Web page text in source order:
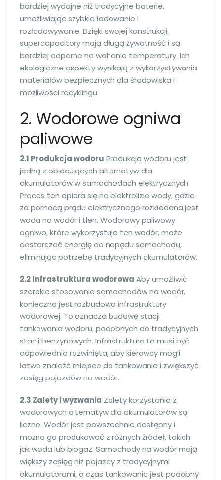
bardziej wydajne niż tradycyjne baterie,
umożliwiając szybkie ładowanie i
rozładowywanie. Dzięki swojej konstrukcji,
supercapacitory mają długą żywotność i są
bardziej odporne na wahania temperatury. Ich
ekologiczne aspekty wynikają z wykorzystywania
materiałów bezpiecznych dla środowiska i
możliwości recyklingu.
2. Wodorowe ogniwa
paliwowe
2.1 Produkcja wodoru Produkcja wodoru jest
jedną z obiecujących alternatyw dla
akumulatorów w samochodach elektrycznych.
Proces ten opiera się na elektrolizie wody, gdzie
za pomocą prądu elektrycznego rozkładana jest
woda na wodór i tlen. Wodorowy paliwowy
ogniwo, które wykorzystuje ten wodór, może
dostarczać energię do napędu samochodu,
eliminując potrzebę tradycyjnych akumulatorów.
2.2 Infrastruktura wodorowa Aby umożliwić
szerokie stosowanie samochodów na wodór,
konieczna jest rozbudowa infrastruktury
wodorowej. To oznacza budowę stacji
tankowania wodoru, podobnych do tradycyjnych
stacji benzynowych. Infrastruktura ta musi być
odpowiednio rozwinięta, aby kierowcy mogli
łatwo znaleźć miejsce do tankowania i zwiększyć
zasięg pojazdów na wodór.
2.3 Zalety i wyzwania Zalety korzystania z
wodorowych alternatyw dla akumulatorów są
liczne. Wodór jest powszechnie dostępny i
można go produkować z różnych źródeł, takich
jak woda lub biogaz. Samochody na wodór mają
większy zasięg niż pojazdy z tradycyjnymi
akumulatorami, a czas tankowania jest podobny